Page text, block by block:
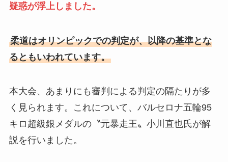
疑惑が浮上しました。
柔道はオリンピックでの判定が、以降の基準とな
るともいわれています。
本大会、あまりにも審判による判定の隔たりが多
く見られます。これについて、バルセロナ五輪95
キロ超級銀メダルの〝元暴走王〟小川直也氏が解
説を行いました。